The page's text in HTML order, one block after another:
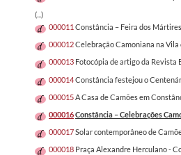
(...)
000011 Constância – Feira dos Mártires
000012Celebração Camoniana na Vila
000013 Fotocópia de artigo da Revista
000014Constância festejou o
000015A Casa de Camões em
000016Constância – Celebrações
000017Solar contemporâneo de
000018 Praça Alexandre Herculano -